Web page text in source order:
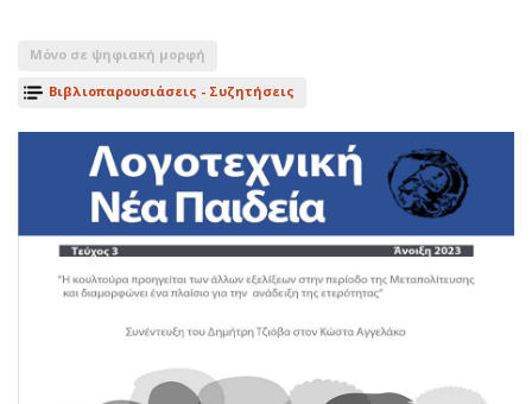
Μόνο σε ψηφιακή μορφή
Βιβλιοπαρουσιάσεις - Συζητήσεις